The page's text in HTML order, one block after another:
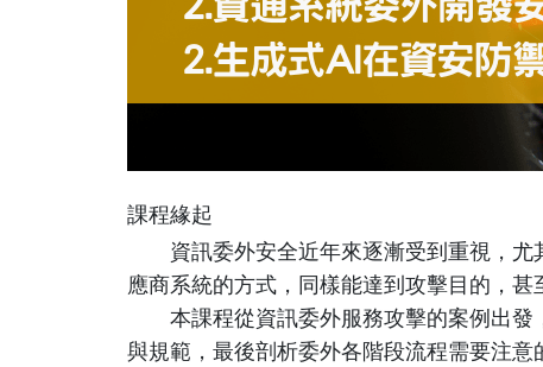
課程緣起
資訊委外安全近年來逐漸受到重視，尤
應商系統的方式，同樣能達到攻擊目的，甚
本課程從資訊委外服務攻擊的案例出發
與規範，最後剖析委外各階段流程需要注